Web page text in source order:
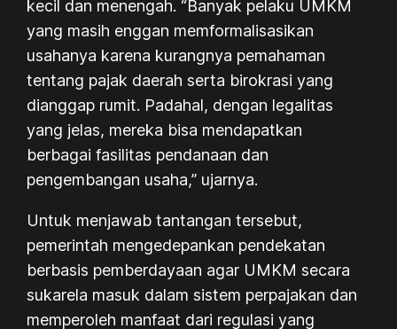
kecil dan menengah. “Banyak pelaku UMKM
yang masih enggan memformalisasikan
usahanya karena kurangnya pemahaman
tentang pajak daerah serta birokrasi yang
dianggap rumit. Padahal, dengan legalitas
yang jelas, mereka bisa mendapatkan
berbagai fasilitas pendanaan dan
pengembangan usaha,” ujarnya.
Untuk menjawab tantangan tersebut,
pemerintah mengedepankan pendekatan
berbasis pemberdayaan agar UMKM secara
sukarela masuk dalam sistem perpajakan dan
memperoleh manfaat dari regulasi yang